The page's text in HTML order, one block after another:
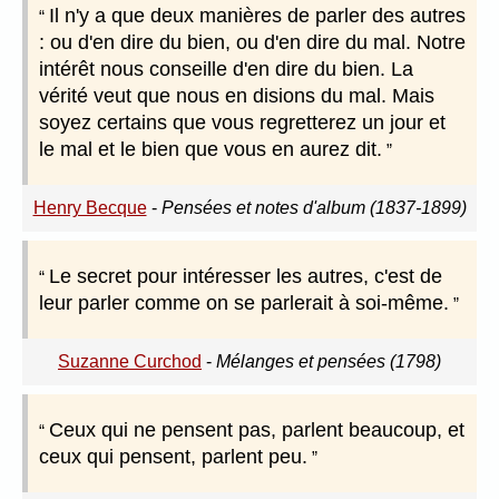
Il n'y a que deux manières de parler des autres
: ou d'en dire du bien, ou d'en dire du mal. Notre
intérêt nous conseille d'en dire du bien. La
vérité veut que nous en disions du mal. Mais
soyez certains que vous regretterez un jour et
le mal et le bien que vous en aurez dit.
Henry Becque- Pensées et notes d'album (1837-1899)
Le secret pour intéresser les autres, c'est de
leur parler comme on se parlerait à soi-même.
Suzanne Curchod - Mélanges et pensées (1798)
Ceux qui ne pensent pas, parlent beaucoup, et
ceux qui pensent, parlent peu.